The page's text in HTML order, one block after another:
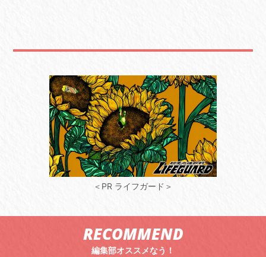
＜PR ライフガード＞
RECOMMEND
編集部オススメなう！